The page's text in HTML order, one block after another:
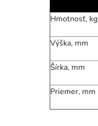
Hmotnosť, kg
Výška, mm
Šírka, mm
Priemer, mm